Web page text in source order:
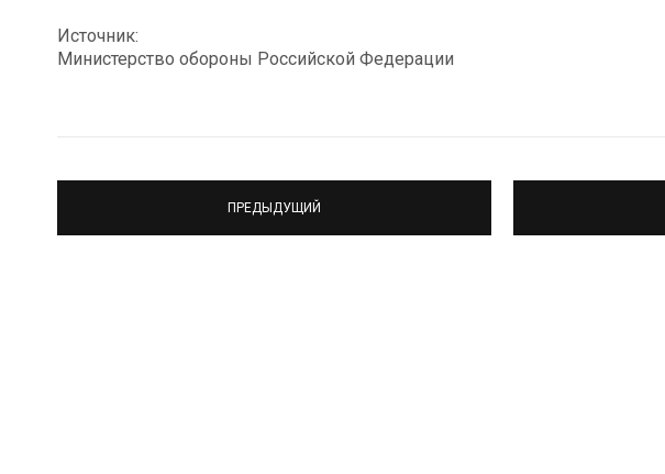
Источник:
Министерство обороны Российской Федерации
ПРЕДЫДУЩИЙ